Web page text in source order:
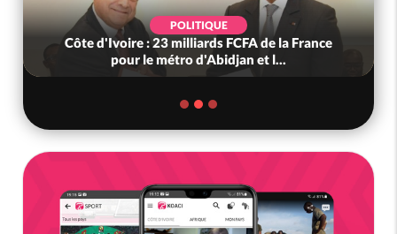
POLITIQUE
23 milliards FCFA de la France
métro d'Abidjan et l...
Côte d'Ivoire : « On
nous »,